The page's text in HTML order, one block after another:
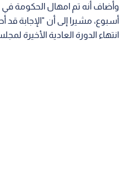
وأضاف أنه تم امهال الحكومة في
أسبوع، مشيرا إلى أن "الإجابة
انتهاء الدورة العادية الأخيرة